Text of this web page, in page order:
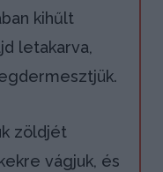
kihűlt
letakarva,
zöldjét
vágjuk, és